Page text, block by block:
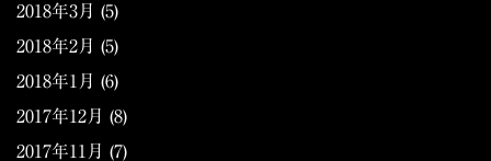
2018年3月 (5)
2018年2月 (5)
2018年1月 (6)
2017年12月 (8)
2017年11月 (7)